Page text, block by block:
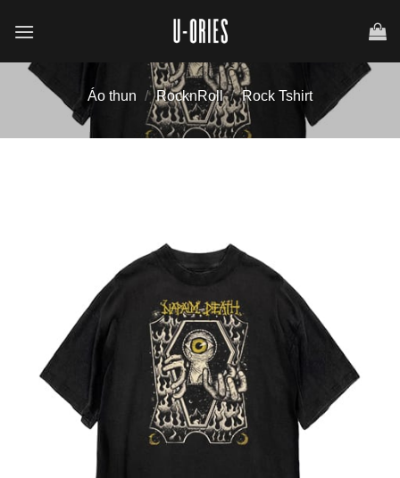
đến
dung
Áo thun / RocknRoll / Rock Tshirt